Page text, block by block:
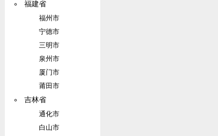
福建省
福州市
宁德市
三明市
泉州市
厦门市
莆田市
吉林省
通化市
白山市